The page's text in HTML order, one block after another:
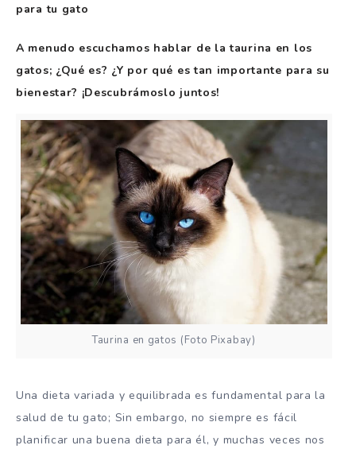
para tu gato
A menudo escuchamos hablar de la taurina en los
gatos; ¿Qué es? ¿Y por qué es tan importante para su
bienestar? ¡Descubrámoslo juntos!
Taurina en gatos (Foto Pixabay)
Una dieta variada y equilibrada es fundamental para la
salud de tu gato; Sin embargo, no siempre es fácil
planificar una buena dieta para él, y muchas veces nos